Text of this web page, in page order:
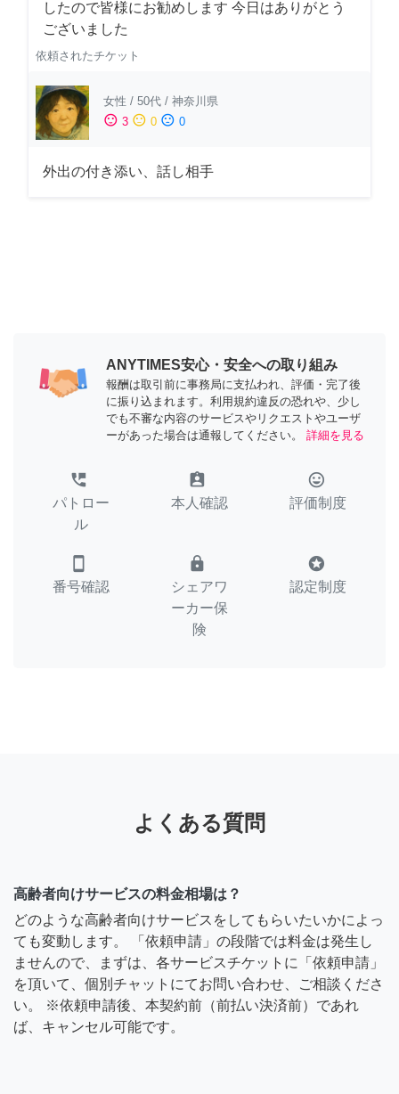
したので皆様にお勧めします 今日はありがとう
ございました
依頼されたチケット
女性 / 50代 / 神奈川県
sentiment_satisfied 3 sentiment_neutral 0 sentiment_dissatisfied 0
外出の付き添い、話し相手
ANYTIMES安心・安全への取り組み
報酬は取引前に事務局に支払われ、評価・完了後
に振り込まれます。利用規約違反の恐れや、少し
でも不審な内容のサービスやリクエストやユーザ
ーがあった場合は通報してください。
詳細を見る
perm_phone_msg
パトロー
ル
assignment_ind
本人確認
tag_faces
評価制度
smartphone
番号確認
lock
シェアワ
ーカー保
険
stars
認定制度
よくある質問
高齢者向けサービスの料金相場は？
どのような高齢者向けサービスをしてもらいたいかによっ
ても変動します。 「依頼申請」の段階では料金は発生し
ませんので、まずは、各サービスチケットに「依頼申請」
を頂いて、個別チャットにてお問い合わせ、ご相談くださ
い。 ※依頼申請後、本契約前（前払い決済前）であれ
ば、キャンセル可能です。